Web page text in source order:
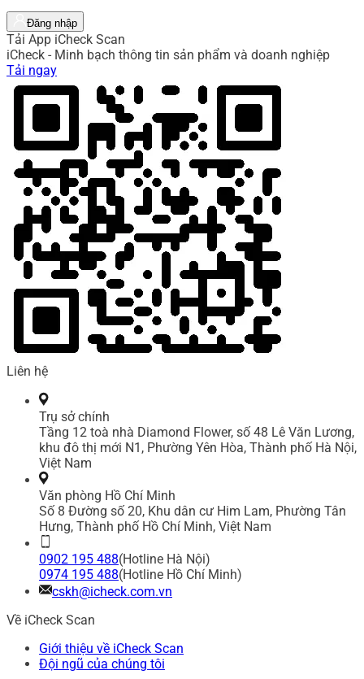
Đăng nhập
Tải App iCheck Scan
iCheck - Minh bạch thông tin sản phẩm và doanh nghiệp
Tải ngay
Liên hệ
Trụ sở chính
Tầng 12 toà nhà Diamond Flower, số 48 Lê Văn Lương,
khu đô thị mới N1, Phường Yên Hòa, Thành phố Hà Nội,
Việt Nam
Văn phòng Hồ Chí Minh
Số 8 Đường số 20, Khu dân cư Him Lam, Phường Tân
Hưng, Thành phố Hồ Chí Minh, Việt Nam
0902 195 488(Hotline Hà Nội)
0974 195 488(Hotline Hồ Chí Minh)
cskh@icheck.com.vn
Về iCheck Scan
Giới thiệu về iCheck Scan
Đội ngũ của chúng tôi